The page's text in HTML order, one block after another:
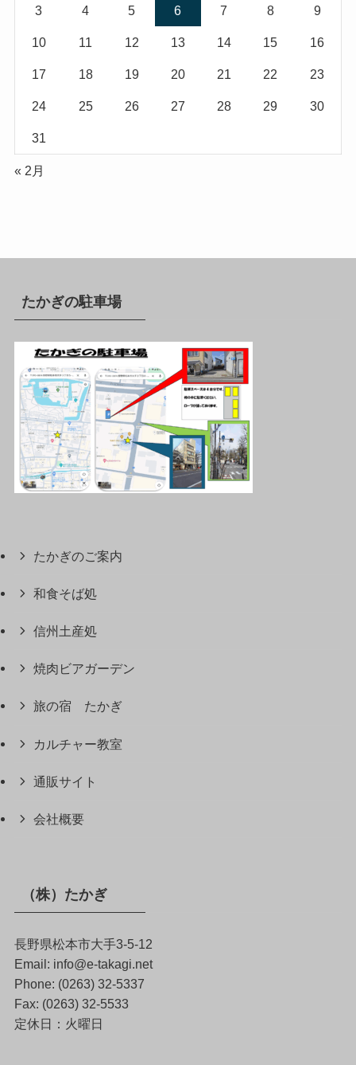
3 4 5 6 7 8 9
10 11 12 13 14 15 16
17 18 19 20 21 22 23
24 25 26 27 28 29 30
31
« 2月
たかぎの駐車場
たかぎのご案内
和食そば処
信州土産処
焼肉ビアガーデン
旅の宿 たかぎ
カルチャー教室
通販サイト
会社概要
（株）たかぎ
長野県松本市大手3-5-12
Email: info@e-takagi.net
Phone: (0263) 32-5337
Fax: (0263) 32-5533
定休日：火曜日